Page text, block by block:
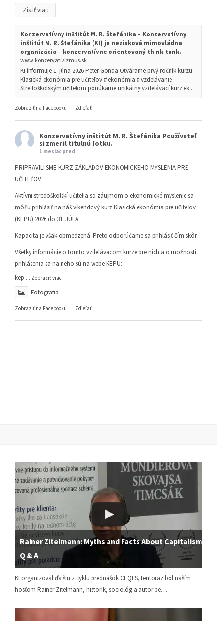
Zistiť viac
Konzervatívny inštitút M. R. Štefánika – Konzervatívny
inštitút M. R. Štefánika (KI) je nezisková mimovládna
organizácia – konzervatívne orientovaný think-tank.
www.konzervativizmus.sk
KI informuje 1. júna 2026 Peter Gonda Otvárame prvý ročník kurzu
Klasická ekonómia pre učiteľov # ekonómia # vzdelávanie
Stredoškolským učiteľom ponúkame unikátny vzdelávací kurz ek...
Zobraziť na Facebooku · Zdieľať
Konzervatívny inštitút M. R. Štefánika Používateľ
si zmenil titulnú fotku.
1 mesiac pred
PRIPRAVILI SME KURZ ZÁKLADOV EKONOMICKÉHO MYSLENIA PRE
UČITEĽOV
Aktívni stredoškolskí učitelia so záujmom o ekonomické myslenie sa
môžu prihlásiť na náš víkendový kurz Klasická ekonómia pre učiteľov
(KEPU) 2026 do 31. JÚLA.
Kapacita je však obmedzená. Preto odporúčame sa prihlásiť čím skôr.
Všetky informácie o tomto vzdelávacom kurze pre nich a o možnosti
prihlásenia sa na neho sú na webe KEPU:
kep ... Zobraziť viac
Fotografia
Zobraziť na Facebooku · Zdieľať
Rainer Zitelmann: Myths and Facts About Capitalism |
Q & A
KI organizoval ďalšiu z cyklu prednášok CEQLS, tentoraz bol naším
hosťom Rainer Zitelmann, historik, sociológ a autor be…